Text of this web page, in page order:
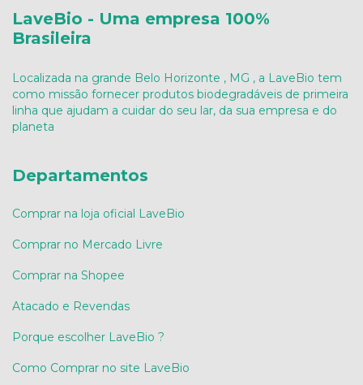
LaveBio - Uma empresa 100%
Brasileira
Localizada na grande Belo Horizonte , MG , a LaveBio tem
como missão fornecer produtos biodegradáveis de primeira
linha que ajudam a cuidar do seu lar, da sua empresa e do
planeta
Departamentos
Comprar na loja oficial LaveBio
Comprar no Mercado Livre
Comprar na Shopee
Atacado e Revendas
Porque escolher LaveBio ?
Como Comprar no site LaveBio